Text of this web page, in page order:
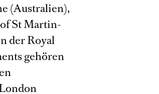
(Australien),
St Martin-
der Royal
gehören